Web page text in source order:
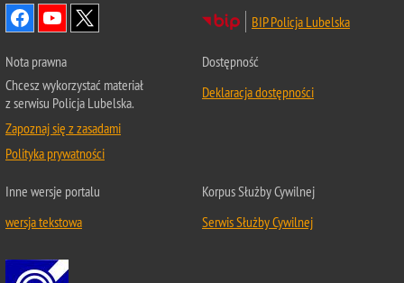
BIP Policja Lubelska
Nota prawna
Chcesz wykorzystać materiał
z serwisu Policja Lubelska.
Zapoznaj się z zasadami
Polityka prywatności
Dostępność
Deklaracja dostępności
Inne wersje portalu
wersja tekstowa
Korpus Służby Cywilnej
Serwis Służby Cywilnej